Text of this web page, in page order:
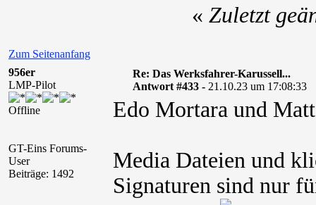
Zum Seitenanfang
« Zuletzt
956er
LMP-Pilot
Offline
GT-Eins Forums-
User
Beiträge: 1492
Re: Das Werksfahrer-Karussell...
Antwort #433 - 21.10.23 um 17:08:33
Edo Mortara und
Media Dateien und
Signaturen sind nur